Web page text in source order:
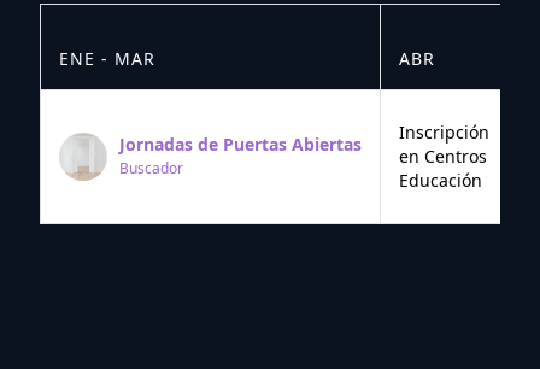
ENE - MAR ABR
Jornadas de Puertas Abiertas
Buscador
Inscripción
en Centros
Educación